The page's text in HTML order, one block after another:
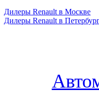
Дилеры Renault в Москве
Дилеры Renault в